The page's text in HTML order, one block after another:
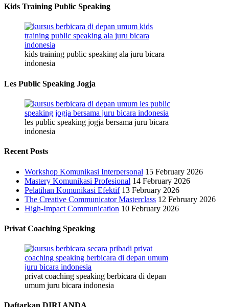
Kids Training Public Speaking
kids training public speaking ala juru bicara
indonesia
Les Public Speaking Jogja
les public speaking jogja bersama juru bicara
indonesia
Recent Posts
Workshop Komunikasi Interpersonal 15 February 2026
Mastery Komunikasi Profesional 14 February 2026
Pelatihan Komunikasi Efektif 13 February 2026
The Creative Communicator Masterclass 12 February 2026
High-Impact Communication 10 February 2026
Privat Coaching Speaking
privat coaching speaking berbicara di depan
umum juru bicara indonesia